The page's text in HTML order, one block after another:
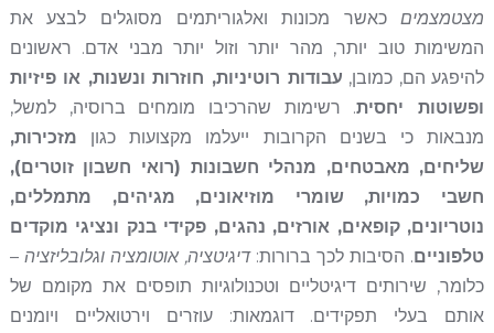
מצטמצמיםכאשר מכונות ואלגוריתמים מסוגלים לבצע את
המשימות טוב יותר, מהר יותר וזול יותר מבני אדם. ראשונים
להיפגע הם, כמובן, עבודות רוטיניות, חוזרות ונשנות, או פיזיות
ופשוטות יחסית. רשימות שהרכיבו מומחים ברוסיה, למשל,
מנבאות כי בשנים הקרובות ייעלמו מקצועות כגון מזכירות,
שליחים, מאבטחים, מנהלי חשבונות (רואי חשבון זוטרים),
חשבי כמויות, שומרי מוזיאונים, מגיהים, מתמללים,
נוטריונים, קופאים, אורזים, נהגים, פקידי בנק ונציגי מוקדים
טלפוניים. הסיבות לכך ברורות:דיגיטציה, אוטומציה וגלובליזציה –
כלומר, שירותים דיגיטליים וטכנולוגיות תופסים את מקומם של
אותם בעלי תפקידים. דוגמאות: עוזרים וירטואליים ויומנים